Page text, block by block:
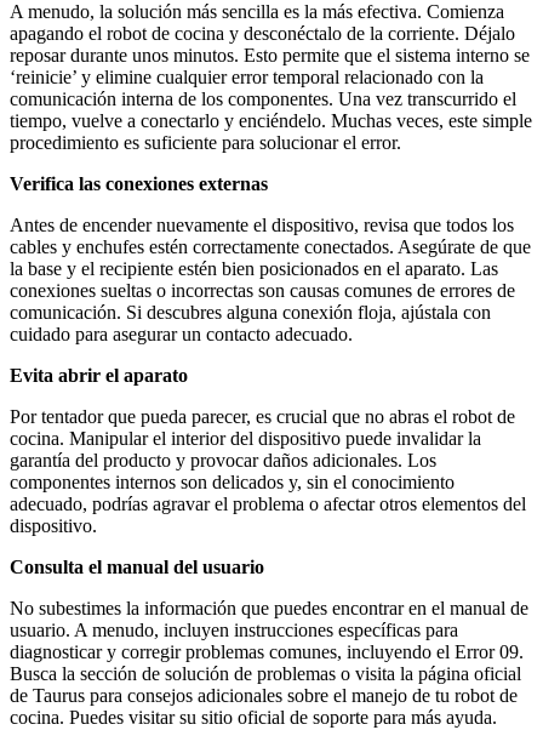
A menudo, la solución más sencilla es la más efectiva. Comienza
apagando el robot de cocina y desconéctalo de la corriente. Déjalo
reposar durante unos minutos. Esto permite que el sistema interno se
‘reinicie’ y elimine cualquier error temporal relacionado con la
comunicación interna de los componentes. Una vez transcurrido el
tiempo, vuelve a conectarlo y enciéndelo. Muchas veces, este simple
procedimiento es suficiente para solucionar el error.
Verifica las conexiones externas
Antes de encender nuevamente el dispositivo, revisa que todos los
cables y enchufes estén correctamente conectados. Asegúrate de que
la base y el recipiente estén bien posicionados en el aparato. Las
conexiones sueltas o incorrectas son causas comunes de errores de
comunicación. Si descubres alguna conexión floja, ajústala con
cuidado para asegurar un contacto adecuado.
Evita abrir el aparato
Por tentador que pueda parecer, es crucial que no abras el robot de
cocina. Manipular el interior del dispositivo puede invalidar la
garantía del producto y provocar daños adicionales. Los
componentes internos son delicados y, sin el conocimiento
adecuado, podrías agravar el problema o afectar otros elementos del
dispositivo.
Consulta el manual del usuario
No subestimes la información que puedes encontrar en el manual de
usuario. A menudo, incluyen instrucciones específicas para
diagnosticar y corregir problemas comunes, incluyendo el Error 09.
Busca la sección de solución de problemas o visita la página oficial
de Taurus para consejos adicionales sobre el manejo de tu robot de
cocina. Puedes visitar su sitio oficial de soporte para más ayuda.